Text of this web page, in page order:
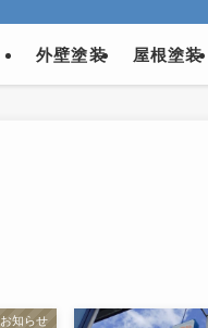
外壁塗装 屋根塗装
お知らせ